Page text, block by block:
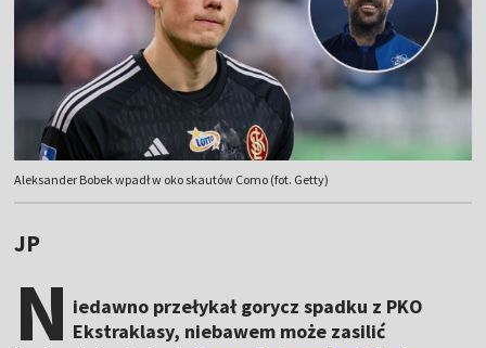
Aleksander Bobek wpadł w oko skautów Como (fot. Getty)
JP
N iedawno przełykał gorycz spadku z PKO
Ekstraklasy, niebawem może zasilić